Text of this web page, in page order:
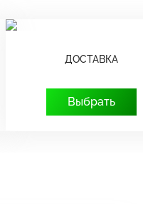
ДОСТАВКА
Выбрать